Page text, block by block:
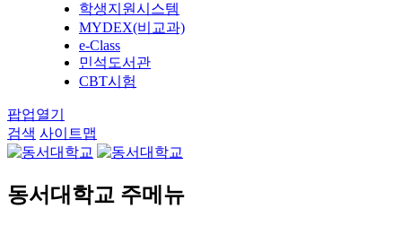
학생지원시스템
MYDEX(비교과)
e-Class
민석도서관
CBT시험
팝업열기
검색 사이트맵
동서대학교 주메뉴